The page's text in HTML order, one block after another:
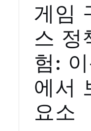
게임
스 정
험:
에서
요소